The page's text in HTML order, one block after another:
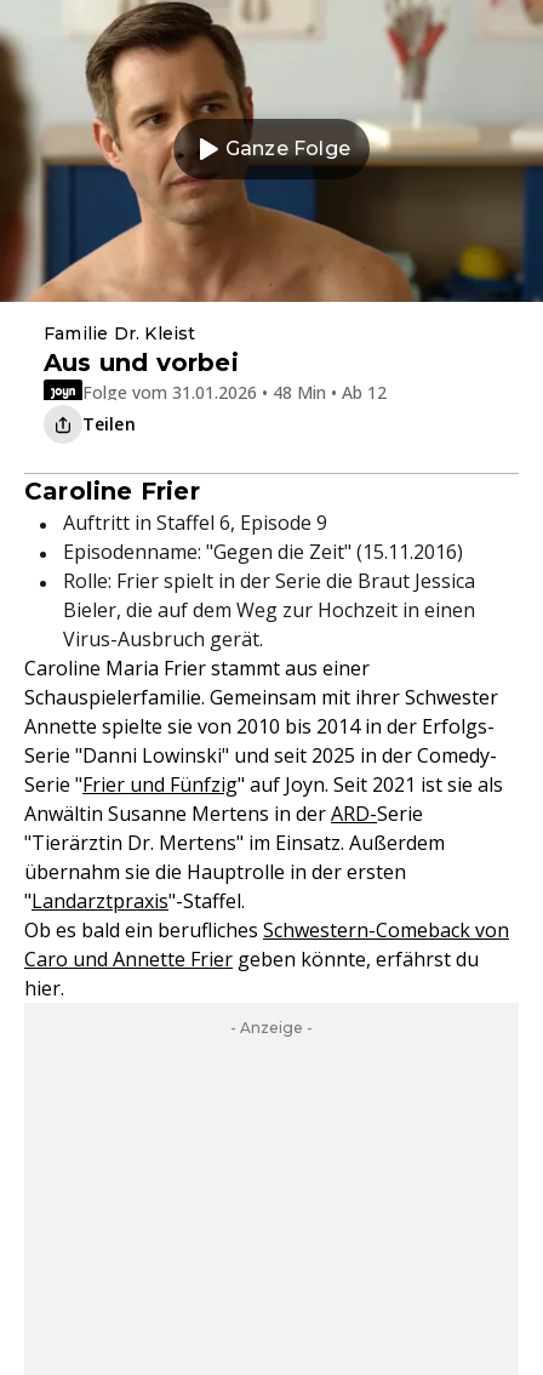
Ganze Folge
Familie Dr. Kleist
Aus und vorbei
Folge vom 31.01.2026 • 48 Min • Ab 12
Teilen
Caroline Frier
Auftritt in Staffel 6, Episode 9
Episodenname: "Gegen die Zeit" (15.11.2016)
Rolle: Frier spielt in der Serie die Braut Jessica
Bieler, die auf dem Weg zur Hochzeit in einen
Virus-Ausbruch gerät.
Caroline Maria Frier stammt aus einer
Schauspielerfamilie. Gemeinsam mit ihrer Schwester
Annette spielte sie von 2010 bis 2014 in der Erfolgs-
Serie "Danni Lowinski" und seit 2025 in der Comedy-
Serie "Frier und Fünfzig" auf Joyn. Seit 2021 ist sie als
Anwältin Susanne Mertens in derARD-Serie
"Tierärztin Dr. Mertens" im Einsatz. Außerdem
übernahm sie die Hauptrolle in der ersten
"Landarztpraxis"-Staffel.
Ob es bald ein berufliches Schwestern-Comeback von
Caro und Annette Frier geben könnte, erfährst du
hier.
- Anzeige -